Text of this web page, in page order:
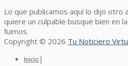
Lo que publicamos aquí lo dijo otro
quiere un culpable busque bien en
fuimos.
Copyright © 2026 Tu Noticiero
Inicio |